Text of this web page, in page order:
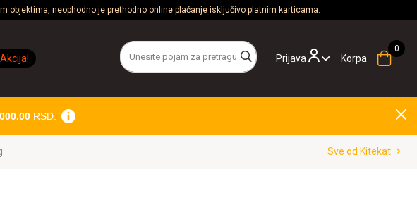
objektima, neophodno je prethodno online plaćanje isključivo platnim karticama.
Prijava
Akcija! Korpa
RSD.
Sve od Kitekat